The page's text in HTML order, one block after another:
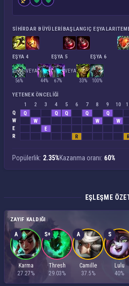
SIHIRDAR BÜYÜLERIBAŞLANGIÇ EŞYALARI
EŞYA 4
56%
VEYA
44%
EŞYA 5
67%
VEYA
33%
EŞYA 6
100%
YETENEK ÖNCELIĞI
1
2 3 4 5 6 7 8 9 10
Q
Q Q Q Q
Q
W
W W W
E
E
R
R R
Popülerlik: 2.35%Kazanma oranı: 60%
EŞLEŞME
ZAYIF KALDIĞI
A
Karma
27.27%
S+
Thresh
29.03%
A
Camille
37.5%
S
Lulu
40%